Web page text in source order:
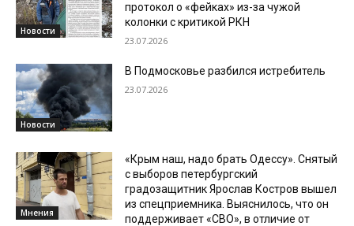
Новости
протокол о «фейках» из-за чужой
колонки с критикой РКН
23.07.2026
Новости
В Подмосковье разбился истребитель
23.07.2026
Мнения
«Крым наш, надо брать Одессу». Снятый
с выборов петербургский
градозащитник Ярослав Костров вышел
из спецприемника. Выяснилось, что он
поддерживает «СВО», в отличие от